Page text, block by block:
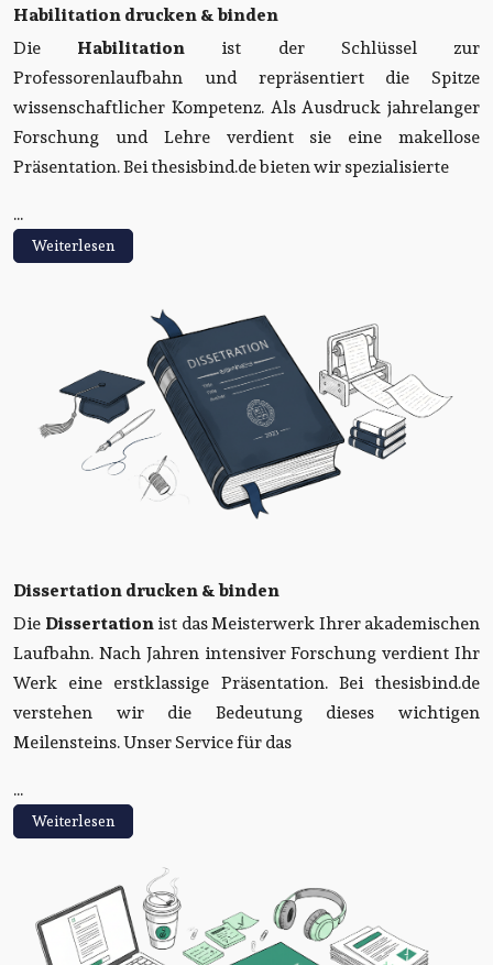
Habilitation drucken & binden
Die Habilitation ist der Schlüssel zur
Professorenlaufbahn und repräsentiert die Spitze
wissenschaftlicher Kompetenz. Als Ausdruck jahrelanger
Forschung und Lehre verdient sie eine makellose
Präsentation. Bei thesisbind.de bieten wir spezialisierte
...
Weiterlesen
Dissertation drucken & binden
Die Dissertationist das Meisterwerk Ihrer akademischen
Laufbahn. Nach Jahren intensiver Forschung verdient Ihr
Werk eine erstklassige Präsentation. Bei thesisbind.de
verstehen wir die Bedeutung dieses wichtigen
Meilensteins. Unser Service für das
...
Weiterlesen